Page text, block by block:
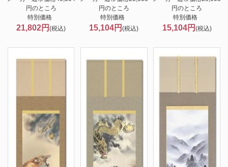
円のところ
特別価格
21,802円(税込)
円のところ
特別価格
15,104円(税込)
円のところ
特別価格
15,104円 (税込)